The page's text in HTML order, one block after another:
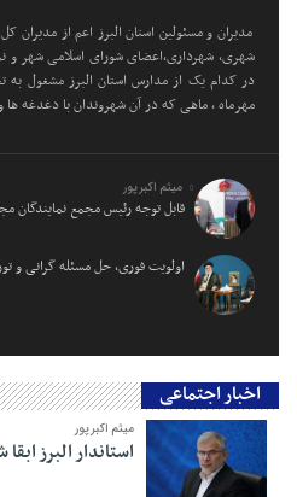
مدیران و مسئولین استان البرز اعم از مدیران
شهری، شهرداری،اعضای شورای اسلامی شهر و
در کدام یک از مدارس استان البرز مشغول به
مهرماه ، ماهی که در آن شهروندان با دغدغه
میثم اکبرپور
قابل توجه رئیس مجمع نمایندگان
اولویت فوری، حل مسئله گرانی و
اخبار اجتماعی
میثم اکبرپور
استاندار البرز